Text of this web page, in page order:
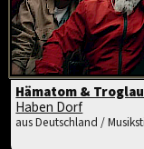
Hämatom &
Haben Dorf
aus Deutschland /